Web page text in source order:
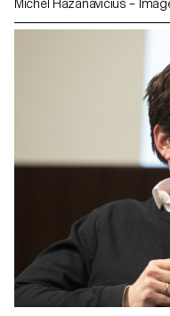
Michel Hazanavicius –